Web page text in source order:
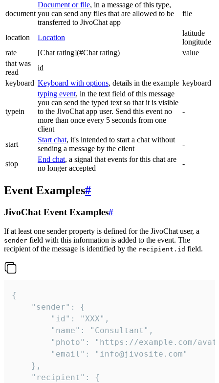
document
Document or file, in a message of this type,
you can send any files that are allowed to be
transferred to JivoChat app
file
location Location
latitude
longitude
rate
[Chat rating](#Chat rating)
value
that was
read
id
keyboard Keyboard with options, details in the example keyboard
typein
typing event, in the text field of this message
you can send the typed text so that it is visible
to the JivoChat app user. Send this event no
more than once every 5 seconds from one
client
-
start
Start chat, it's intended to start a chat without
sending a message by the client
-
stop
End chat, a signal that events for this chat are
no longer accepted
-
Event Examples#
JivoChat Event Examples#
If at least one sender property is defined for the JivoChat user, a
sender field with this information is added to the event. The
recipient of the message is identified by the recipient.id field.
{